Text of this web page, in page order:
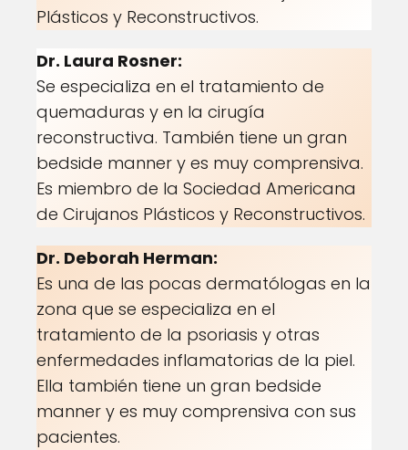
Plásticos y Reconstructivos.
Dr. Laura Rosner:
Se especializa en el tratamiento de
quemaduras y en la cirugía
reconstructiva. También tiene un gran
bedside manner y es muy comprensiva.
Es miembro de la Sociedad Americana
de Cirujanos Plásticos y Reconstructivos.
Dr. Deborah Herman:
Es una de las pocas dermatólogas en la
zona que se especializa en el
tratamiento de la psoriasis y otras
enfermedades inflamatorias de la piel.
Ella también tiene un gran bedside
manner y es muy comprensiva con sus
pacientes.